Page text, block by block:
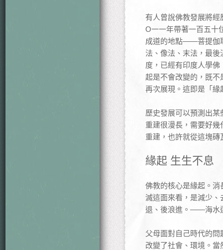
有人曾說佛教發展將
Ο一一年帶著一百五十
成道的地點——菩提伽
法、像法、末法，最
度，已經有印度人學
起是不會改變的，既
再次展現。這即是「
歷史發展可以預測出
重建很漫長，需要好
重建，也許就從這塊
緣起 生生不息
佛教的核心是緣起。
滅這面來看，是減少
退、後浪進。——海水
父母面對自己時代的
改變了社會、環境。